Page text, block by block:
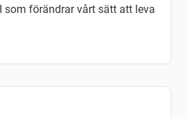
som förändrar vårt sätt att leva